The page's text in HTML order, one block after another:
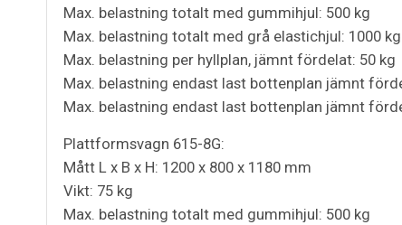
Max. belastning totalt med gummihjul: 500 kg
Max. belastning totalt med grå elastichjul: 1000 kg
Max. belastning per hyllplan, jämnt fördelat: 50 kg
Max. belastning endast last bottenplan jämnt
Max. belastning endast last bottenplan jämnt
Plattformsvagn 615-8G:
Mått L x B x H: 1200 x 800 x 1180 mm
Vikt: 75 kg
Max. belastning totalt med gummihjul: 500 kg